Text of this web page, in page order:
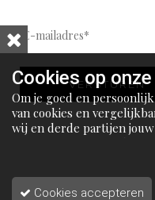
E
-
m
a
i
l
d
VERSTUREN
Cookies op
Om je goed en
van cookies en
wij en derde partijen
Cookies accepteren